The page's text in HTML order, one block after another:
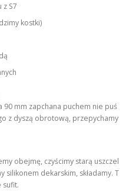
z S7
kostki)
90 mm zapchana puchem nie puś
z dyszą obrotową, przepychamy
obejmę, czyścimy starą uszczel
silikonem dekarskim, składamy. T
sufit.